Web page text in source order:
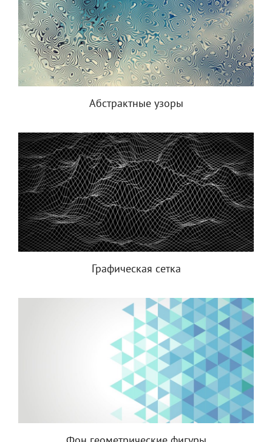
Абстрактные узоры
Графическая сетка